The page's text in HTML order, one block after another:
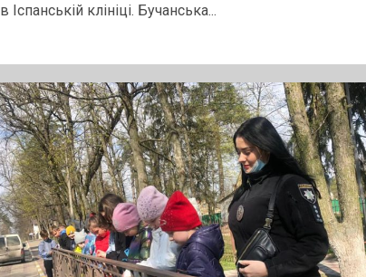
в Іспанській клініці. Бучанська...